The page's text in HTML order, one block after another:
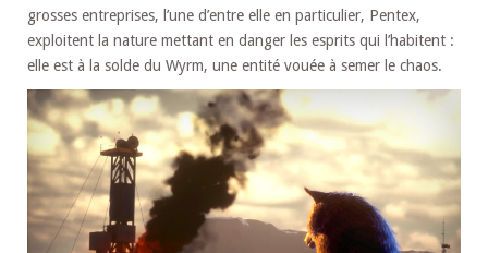
grosses entreprises, l’une d’entre elle en particulier, Pentex,
exploitent la nature mettant en danger les esprits qui l’habitent :
elle est à la solde du Wyrm, une entité vouée à semer le chaos.